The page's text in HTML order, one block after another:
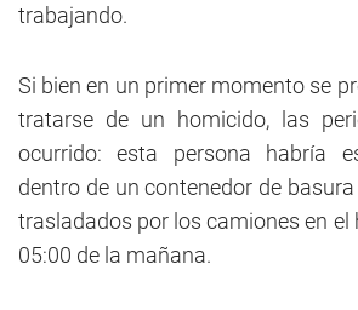
trabajando.
Si bien en un primer momento se
tratarse de un homicido, las
ocurrido: esta persona habría
dentro de un contenedor de
trasladados por los camiones en el
05:00 de la mañana.